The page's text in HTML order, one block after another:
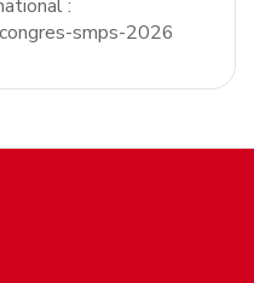
:
smps-2026